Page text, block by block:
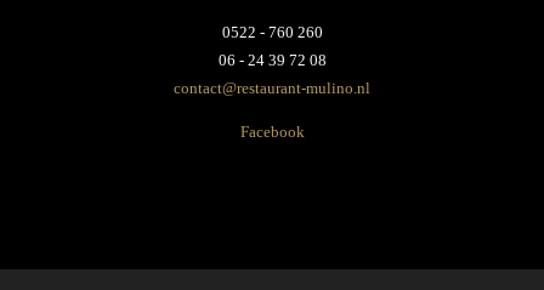
0522 - 760 260
06 - 24 39 72 08
contact@restaurant-mulino.nl
Facebook